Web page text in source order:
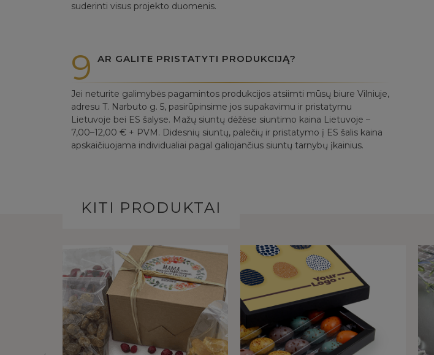
suderinti visus projekto duomenis.
9 AR GALITE PRISTATYTI PRODUKCIJĄ?
Jei neturite galimybės pagamintos produkcijos atsiimti mūsų biure Vilniuje,
adresu T. Narbuto g. 5, pasirūpinsime jos supakavimu ir pristatymu
Lietuvoje bei ES šalyse. Mažų siuntų dėžėse siuntimo kaina Lietuvoje –
7,00–12,00 € + PVM. Didesnių siuntų, palečių ir pristatymo į ES šalis kaina
apskaičiuojama individualiai pagal galiojančius siuntų tarnybų įkainius.
KITI PRODUKTAI